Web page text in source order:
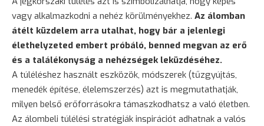
vagy alkalmazkodni a nehéz körülményekhez. Az álomban
átélt küzdelem arra utalhat, hogy bár a jelenlegi
élethelyzeted embert próbáló, benned megvan az erő
és a találékonyság a nehézségek leküzdéséhez.
A túléléshez használt eszközök, módszerek (tűzgyújtás,
menedék építése, élelemszerzés) azt is megmutathatják,
milyen belső erőforrásokra támaszkodhatsz a való életben.
Az álombeli túlélési stratégiák inspirációt adhatnak a valós